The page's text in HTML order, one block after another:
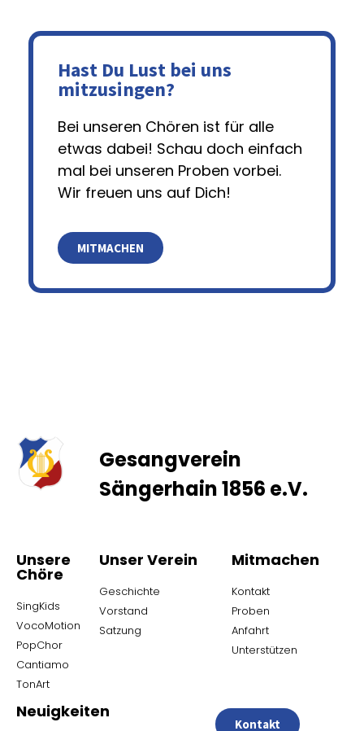
Hast Du Lust bei uns
mitzusingen?
Bei unseren Chören ist für alle
etwas dabei! Schau doch einfach
mal bei unseren Proben vorbei.
Wir freuen uns auf Dich!
MITMACHEN
Gesangverein
Sängerhain 1856 e.V.
Unsere
Chöre
SingKids
VocoMotion
PopChor
Cantiamo
TonArt
Unser Verein
Geschichte
Vorstand
Satzung
Mitmachen
Kontakt
Proben
Anfahrt
Unterstützen
Neuigkeiten
Kontakt